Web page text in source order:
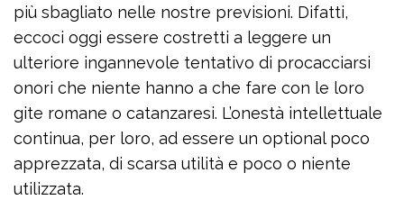
più sbagliato nelle nostre previsioni. Difatti,
eccoci oggi essere costretti a leggere un
ulteriore ingannevole tentativo di procacciarsi
onori che niente hanno a che fare con le loro
gite romane o catanzaresi. L’onestà intellettuale
continua, per loro, ad essere un optional poco
apprezzata, di scarsa utilità e poco o niente
utilizzata.